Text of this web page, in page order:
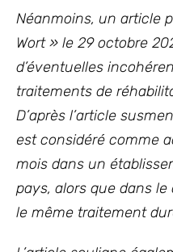
Néanmoins, un article
Wort » le 29 octobre
d’éventuelles
traitements de
D’après l’article
est considéré comme
mois dans un
pays, alors que dans
le même traitement